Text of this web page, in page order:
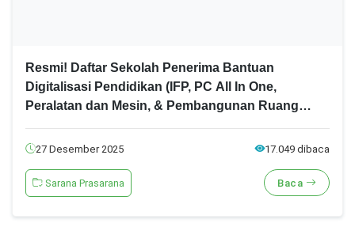
Resmi! Daftar Sekolah Penerima Bantuan
Digitalisasi Pendidikan (IFP, PC All In One,
Peralatan dan Mesin, & Pembangunan Ruang
27 Desember 2025 17.049 dibaca
Sarana Prasarana Baca